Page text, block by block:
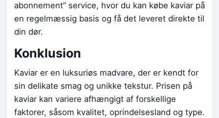
abonnement” service, hvor du kan købe kaviar på
en regelmæssig basis og få det leveret direkte til
din dør.
Konklusion
Kaviar er en luksuriøs madvare, der er kendt for
sin delikate smag og unikke tekstur. Prisen på
kaviar kan variere afhængigt af forskellige
faktorer, såsom kvalitet, oprindelsesland og type.